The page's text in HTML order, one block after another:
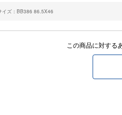
イズ：BB386 86.5X46
この商品に対する